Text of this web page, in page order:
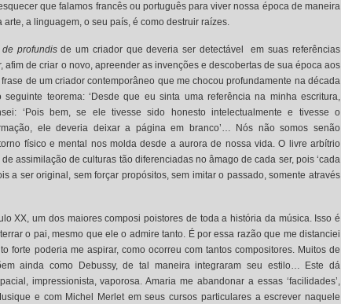
que falamos francês ou português para viver nossa época de maneira
a linguagem, o seu país, é como destruir raízes.
de profundisde um criador que deveria ser detectável em suas referências
de criar o novo, apreender as invenções e descobertas de sua época aos
de um criador contemporâneo que me chocou profundamente na década
teorema: ‘Desde que eu sinta uma referência na minha escritura,
‘Pois bem, se ele tivesse sido honesto intelectualmente e tivesse o
ele deveria deixar a página em branco’… Nós não somos senão
físico e mental nos molda desde a aurora de nossa vida. O livre arbítrio
assimilação de culturas tão diferenciadas no âmago de cada ser, pois ‘cada
a ser original, sem forçar propósitos, sem imitar o passado, somente através
XX, um dos maiores composi poistores de toda a história da música. Isso é
o pai, mesmo que ele o admire tanto. É por essa razão que me distanciei
forte poderia me aspirar, como ocorreu com tantos compositores. Muitos de
ainda como Debussy, de tal maneira integraram seu estilo… Este dá
impressionista, vaporosa. Amaria me abandonar a essas ‘facilidades’,
e com Michel Merlet em seus cursos particulares a escrever naquele